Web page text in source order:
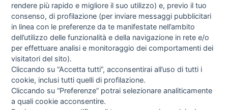
I libri Vedi tutti
rendere più rapido e migliore il suo utilizzo) e, previo il tuo
consenso, di profilazione (per inviare messaggi pubblicitari
in linea con le preferenze da te manifestate nell’ambito
dell’utilizzo delle funzionalità e della navigazione in rete e/o
per effettuare analisi e monitoraggio dei comportamenti dei
visitatori del sito).
Cliccando su “Accetta tutti”, acconsentirai all’uso di tutti i
cookie, inclusi tutti quelli di profilazione.
Cliccando su “Preferenze” potrai selezionare analiticamente
a quali cookie acconsentire.